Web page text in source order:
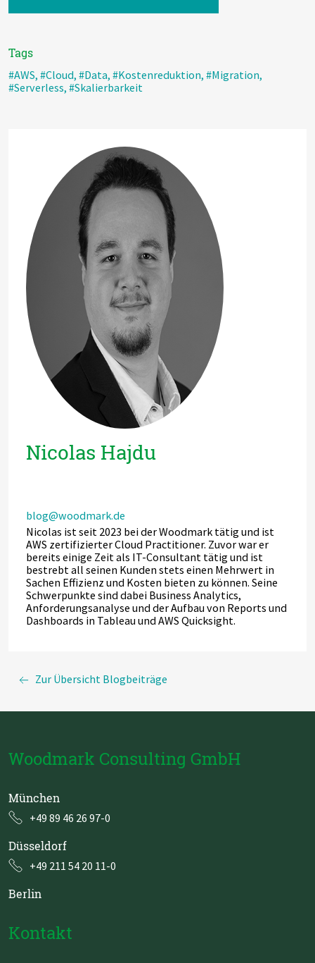
Tags
#AWS, #Cloud, #Data, #Kostenreduktion, #Migration,
#Serverless, #Skalierbarkeit
Nicolas Hajdu
blog@woodmark.de
Nicolas ist seit 2023 bei der Woodmark tätig und ist
AWS zertifizierter Cloud Practitioner. Zuvor war er
bereits einige Zeit als IT-Consultant tätig und ist
bestrebt all seinen Kunden stets einen Mehrwert in
Sachen Effizienz und Kosten bieten zu können. Seine
Schwerpunkte sind dabei Business Analytics,
Anforderungsanalyse und der Aufbau von Reports und
Dashboards in Tableau und AWS Quicksight.
Zur Übersicht Blogbeiträge
Woodmark Consulting GmbH
München
+49 89 46 26 97-0
Düsseldorf
+49 211 54 20 11-0
Berlin
Kontakt